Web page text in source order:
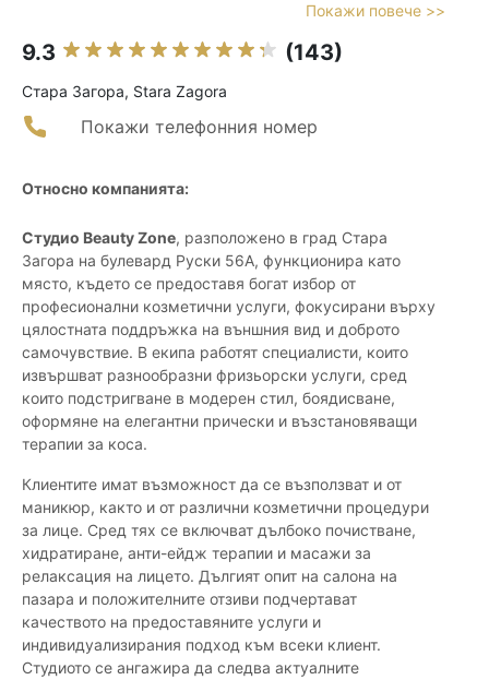
Покажи повече >>
9.3 (143)
Стара Загора, Stara Zagora
Покажи телефонния номер
Относно компанията:
Студио Beauty Zone, разположено в град Стара
Загора на булевард Руски 56А, функционира като
място, където се предоставя богат избор от
професионални козметични услуги, фокусирани върху
цялостната поддръжка на външния вид и доброто
самочувствие. В екипа работят специалисти, които
извършват разнообразни фризьорски услуги, сред
които подстригване в модерен стил, боядисване,
оформяне на елегантни прически и възстановяващи
терапии за коса.
Клиентите имат възможност да се възползват и от
маникюр, както и от различни козметични процедури
за лице. Сред тях се включват дълбоко почистване,
хидратиране, анти-ейдж терапии и масажи за
релаксация на лицето. Дългият опит на салона на
пазара и положителните отзиви подчертават
качеството на предоставяните услуги и
индивидуализирания подход към всеки клиент.
Студиото се ангажира да следва актуалните